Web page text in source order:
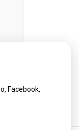
Facebook,